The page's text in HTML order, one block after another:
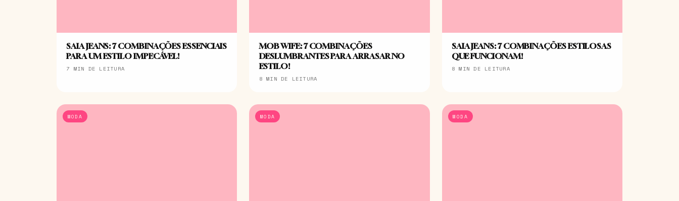
SAIA JEANS: 7 COMBINAÇÕES ESSENCIAIS
PARA UM ESTILO IMPECÁVEL!
7 MIN DE LEITURA
MOB WIFE: 7 COMBINAÇÕES
DESLUMBRANTES PARA ARRASAR NO
ESTILO!
8 MIN DE LEITURA
SAIA JEANS: 7 COMBINAÇÕES ESTILOSAS
QUE FUNCIONAM!
8 MIN DE LEITURA
MODA MODA MODA